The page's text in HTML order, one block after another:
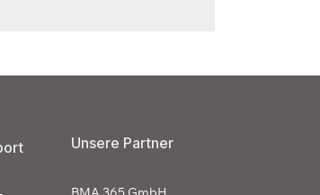
Unsere Partner